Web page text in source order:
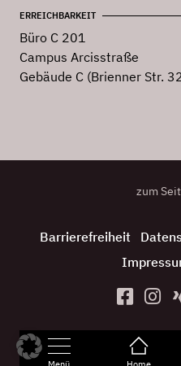
ERREICHBARKEIT
Büro C 201
Campus Arcisstraße
Gebäude C (Brienner Str.
zum
Barrierefreiheit